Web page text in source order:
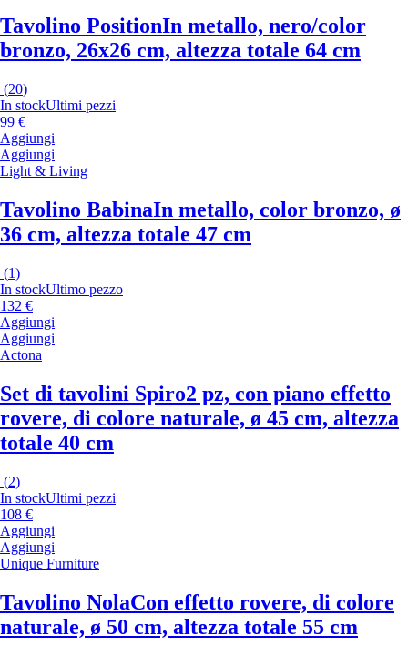
Tavolino PositionIn metallo, nero/color
bronzo, 26x26 cm, altezza totale 64 cm
(20)
In stockUltimi pezzi
99 €
Aggiungi
Aggiungi
Light & Living
Tavolino BabinaIn metallo, color bronzo, ø
36 cm, altezza totale 47 cm
(1)
In stockUltimo pezzo
132 €
Aggiungi
Aggiungi
Actona
Set di tavolini Spiro2 pz, con piano effetto
rovere, di colore naturale, ø 45 cm, altezza
totale 40 cm
(2)
In stockUltimi pezzi
108 €
Aggiungi
Aggiungi
Unique Furniture
Tavolino NolaCon effetto rovere, di colore
naturale, ø 50 cm, altezza totale 55 cm